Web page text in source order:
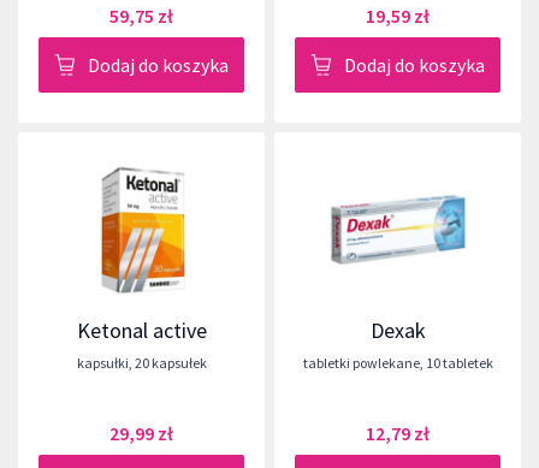
59,75 zł
Dodaj do koszyka
19,59 zł
Dodaj do koszyka
Ketonal active
kapsułki 20 kapsułek
29,99 zł
Dexak
tabletki powlekane, 10 tabletek
12,79 zł